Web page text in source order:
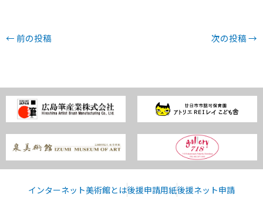
← 前の投稿 次の投稿→
インターネット美術館とは後援申請用紙後援ネット申請